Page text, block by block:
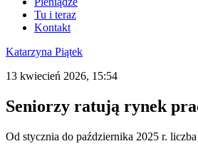
Tu i teraz
Kontakt
Katarzyna Piątek
13 kwiecień 2026, 15:54
Seniorzy ratują rynek
Od stycznia do października 2025 r.